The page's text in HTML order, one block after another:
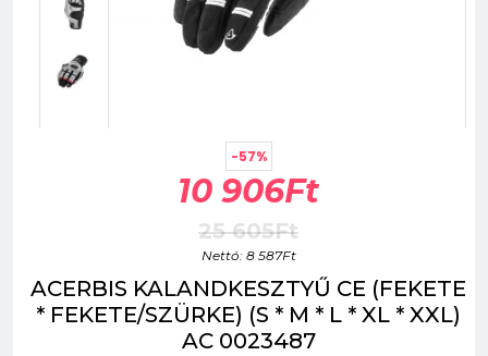
-57%
10 906Ft
25 605Ft
Nettó: 8 587Ft
ACERBIS KALANDKESZTYŰ CE (FEKETE
* FEKETE/SZÜRKE) (S * M * L * XL * XXL)
AC 0023487